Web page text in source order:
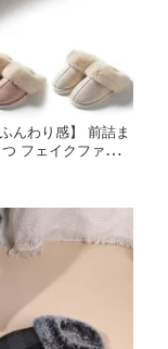
んわり感】 前詰ま
フェイクファー
ムートン ルーム
止め